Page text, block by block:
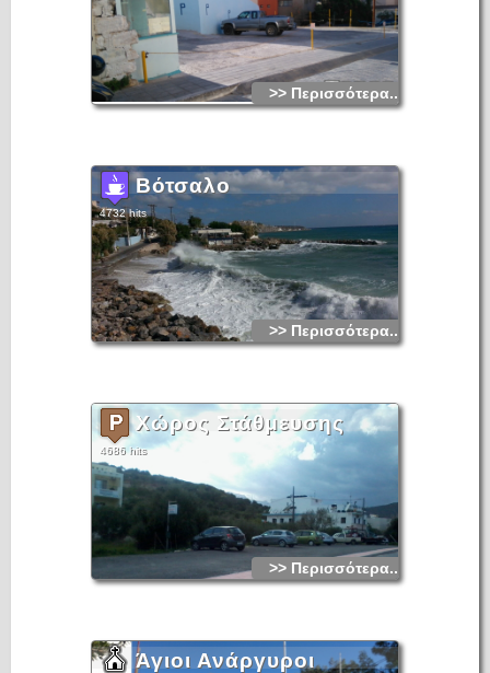
>> Περισσότερα...
Βότσαλο
4732 hits
>> Περισσότερα...
Χώρος Στάθμευσης
4686 hits
>> Περισσότερα...
Άγιοι Ανάργυροι